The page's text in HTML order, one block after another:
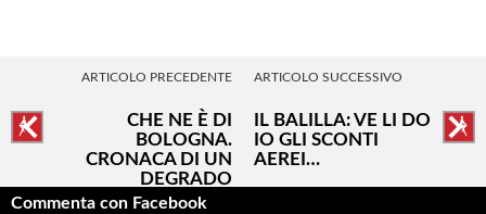
ARTICOLO PRECEDENTE
CHE NE È DI
BOLOGNA.
CRONACA DI UN
DEGRADO
INTELLETTUALE
ARTICOLO SUCCESSIVO
IL BALILLA: VE LI DO
IO GLI SCONTI
AEREI…
Commenta con Facebook